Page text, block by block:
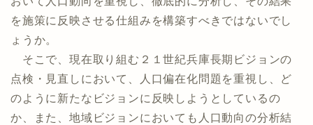
を施策に反映させる仕組みを構築すべきではないでし
ょうか。
そこで、現在取り組む２１世紀兵庫長期ビジョンの
点検・見直しにおいて、人口偏在化問題を重視し、ど
のように新たなビジョンに反映しようとしているの
か、また、地域ビジョンにおいても人口動向の分析結